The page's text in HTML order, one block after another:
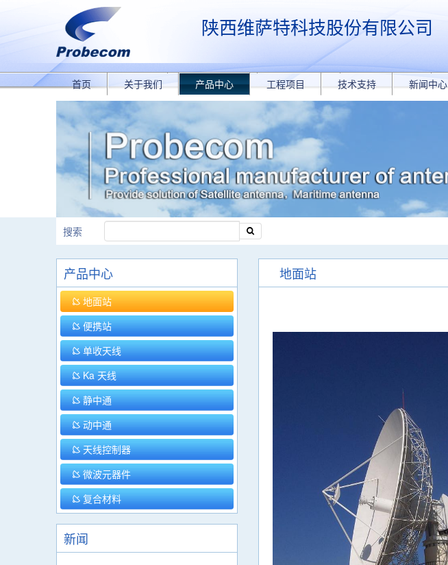
陕西维萨特科技股份有限公司
首页 关于我们 产品中心 工程项目 技术支持 新闻中心
搜索
产品中心
地面站
便携站
单收天线
Ka 天线
静中通
动中通
天线控制器
微波元器件
复合材料
新闻
地面站